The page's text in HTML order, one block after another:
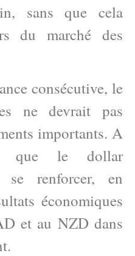
sans que cela
du marché des
consécutive, le
ne devrait pas
importants. A
que le dollar
se renforcer, en
économiques
et au NZD dans